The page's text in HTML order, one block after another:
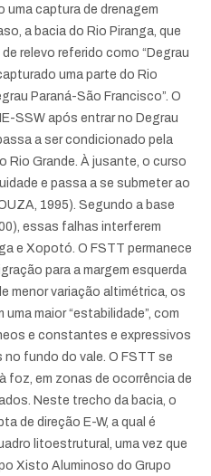
captura de drenagem
a bacia do Rio Piranga, que
relevo referido como “Degrau
uma parte do Rio
Paraná-São Francisco”. O
SSW após entrar no Degrau
a ser condicionado pela
Grande. À jusante, o curso
e passa a se submeter ao
1995). Segundo a base
essas falhas interferem
e Xopotó. O FSTT permanece
para a margem esquerda
menor variação altimétrica, os
maior “estabilidade”, com
e constantes e expressivos
fundo do vale. O FSTT se
foz, em zonas de ocorrência de
Neste trecho da bacia, o
de direção E-W, a qual é
litoestrutural, uma vez que
Xisto Aluminoso do Grupo